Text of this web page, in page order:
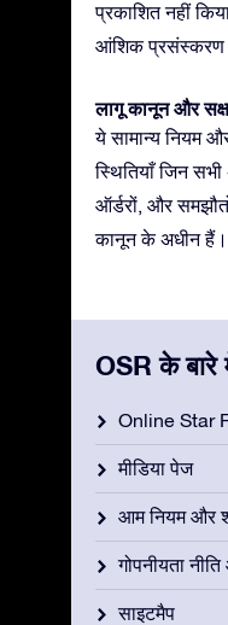
प्रकाशित नहीं
आंशिक प्रसंस्करण
लागू कानून और
ये सामान्य नियम
स्थितियाँ जिन सभी
ऑर्डरों, और
कानून के अधीन हैं।
OSR के बारे
Online Star
मीडिया पेज
आम नियम और
गोपनीयता
साइटमैप